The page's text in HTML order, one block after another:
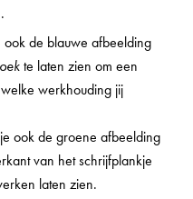
de blauwe afbeelding
te laten zien om een
werkhouding jij
ook de groene afbeelding
van het schrijfplankje
laten zien.